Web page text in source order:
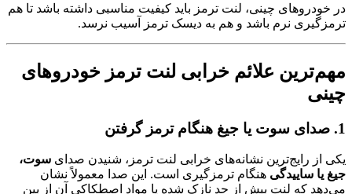
در خودروهای چینی، لنت ترمز باید کیفیت مناسبی داشته باشد تا هم
ترمزگیری نرم باشد و هم به دیسک ترمز آسیب نرسد.
مهم‌ترین علائم خرابی لنت ترمز خودروهای
چینی
1. صدای سوت یا جیغ هنگام ترمز گرفتن
یکی از رایج‌ترین نشانه‌های خرابی لنت ترمز، شنیدن صدای سوت،
جیغ یا ساییدگی هنگام ترمزگیری است. این صدا معمولاً نشان
می‌دهد که لنت بیش از حد نازک شده یا مواد اصطکاکی آن از بین